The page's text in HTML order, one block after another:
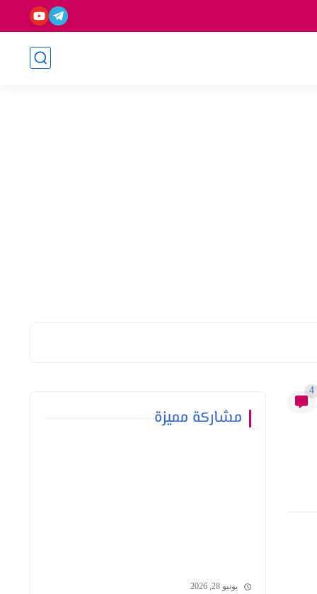
4
مشاركة مميزة
يونيو 28, 2026